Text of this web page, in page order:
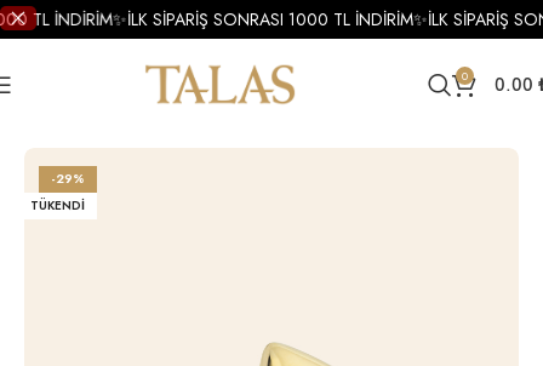
0 0.00
Altın Yüzükler Altın Tasarım Yüzük
-29%
TÜKENDI
TL İNDİRİM✨İLK SİPARİŞ SONRASI 1000 TL İNDİRİM✨İLK SİPARİŞ